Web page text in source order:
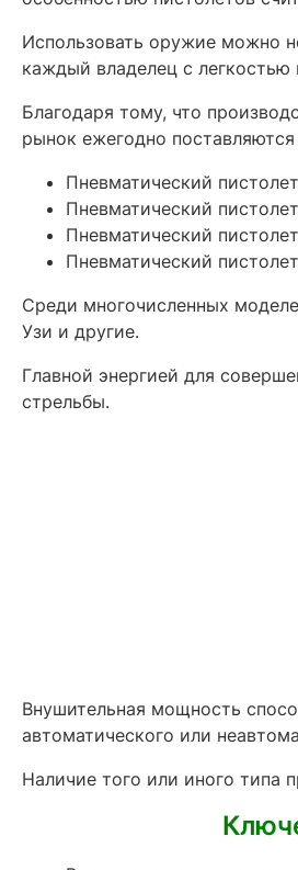
Использовать оружие можно
каждый владелец с легкостью
Благодаря тому, что
рынок ежегодно
Пневматический
Пневматический
Пневматический
Пневматический
Среди многочисленных
Узи и другие.
Главной энергией для
стрельбы.
Внушительная мощность
автоматического или
Наличие того или иного типа